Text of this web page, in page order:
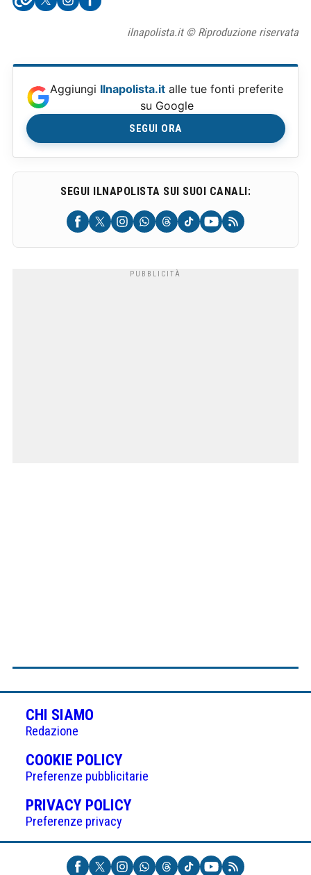
ilnapolista.it © Riproduzione riservata
Aggiungi Ilnapolista.it alle tue fonti preferite
su Google
SEGUI ORA
SEGUI ILNAPOLISTA SUI SUOI CANALI:
CHI SIAMO
Redazione
COOKIE POLICY(APRE
IN
UNA
NUOVA
Preferenze pubblicitarie
PRIVACY POLICY(APRE
UNA
NUOVA
Preferenze privacy